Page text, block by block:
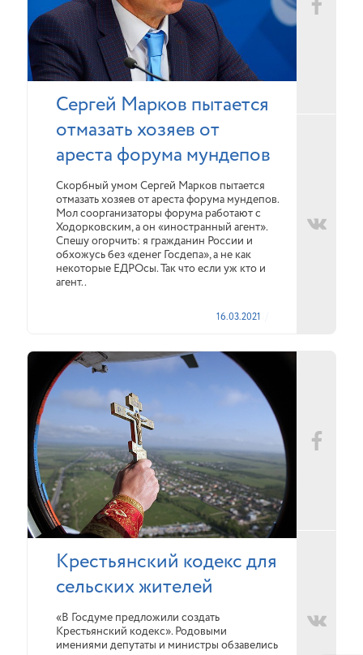
Сергей Марков пытается
отмазать хозяев от
ареста форума мундепов
Скорбный умом Сергей Марков пытается
отмазать хозяев от ареста форума мундепов.
Мол соорганизаторы форума работают с
Ходорковским, а он «иностранный агент».
Спешу огорчить: я гражданин России и
обхожусь без «денег Госдепа», а не как
некоторые ЕДРОсы. Так что если уж кто и
агент..
16.03.2021
Крестьянский кодекс для
сельских жителей
«В Госдуме предложили создать
Крестьянский кодекс». Родовыми
имениями депутаты и министры обзавелись